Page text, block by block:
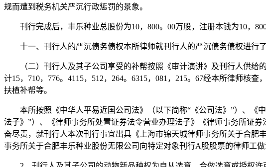
规而遭到税务机关严沉行政惩罚的景象。
刊行完成后，丰乐种业总股份为10，800。00万股，注册本钱为10，800
十一、刊行人的严沉债务债权本所律师就刊行人的严沉债务债权进行了
（二）刊行人及其子公司享受的补帮按照《审计演讲》及刊行人供给的
计15，710，776。4115，512，264。6315，081，215。67经本所律师
扶植补帮等。
本所按照《中华人平易近国公司法》（以下简称“《公司法》”）、《
法子》”）、《律师事务所处置证券法令营业办理法子》《律师事务所证
奋尽责，就刊行人本次刊行事宜出具《上海市锦天城律师事务所关于合肥
事务所关于合肥丰乐种业股份无限公司向特定对象刊行A股股票的律师工做